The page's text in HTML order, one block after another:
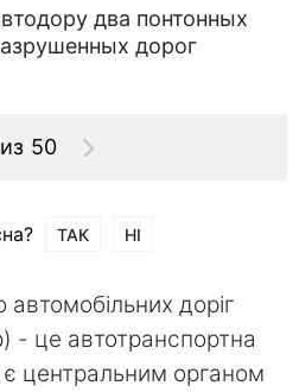
два понтонных
дорог
50
ТАК НІ
доріг
- це автотранспортна
центральним органом